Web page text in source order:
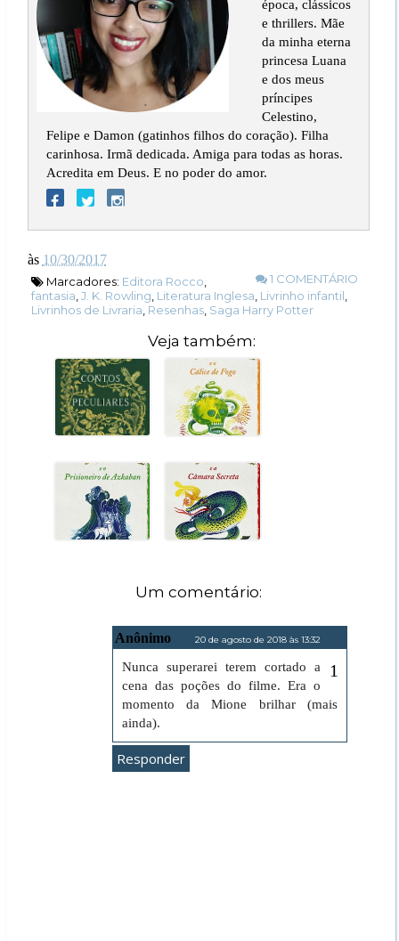
época, clássicos
e thrillers. Mãe
da minha eterna
princesa Luana
e dos meus
príncipes
Celestino,
Felipe e Damon (gatinhos filhos do coração). Filha
carinhosa. Irmã dedicada. Amiga para todas as horas.
Acredita em Deus. E no poder do amor.
às 10/30/2017
1 COMENTÁRIO
Marcadores: Editora Rocco
fantasia J. K. Rowling Literatura Inglesa Livrinho infantil
Livrinhos de Livraria Resenhas, Saga Harry Potter
Veja também:
Um comentário:
Anônimo 20 de agosto de 2018 às 13:32
Nunca superarei terem cortado a
cena das poções do filme. Era o
momento da Mione brilhar (mais
ainda).
Responder